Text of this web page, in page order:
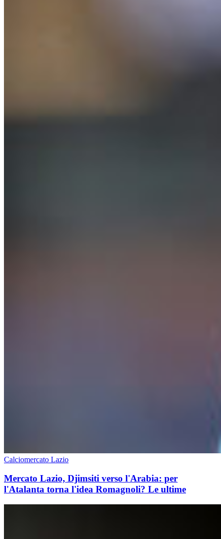
Calciomercato Lazio
Mercato Lazio, Djimsiti verso l'Arabia: per
l'Atalanta torna l'idea Romagnoli? Le ultime